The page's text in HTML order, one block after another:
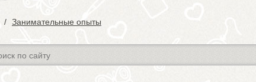
Занимательные опыты